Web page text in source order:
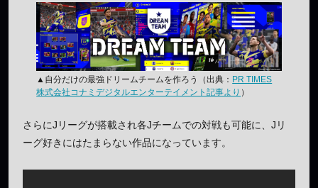
▲自分だけの最強ドリームチームを作ろう（出典： PR TIMES
株式会社コナミデジタルエンターテイメント記事より ）
さらにJリーグが搭載され各Jチームでの対戦も可能に、Jリ
ーグ好きにはたまらない作品になっています。